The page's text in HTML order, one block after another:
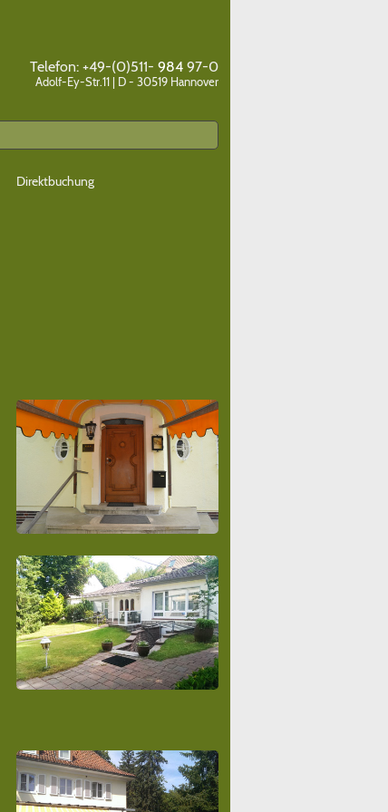
Telefon: +49-(0)511- 984 97-0
Adolf-Ey-Str.11 | D - 30519 Hannover
Direktbuchung